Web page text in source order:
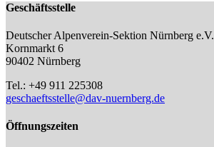
Geschäftsstelle
Deutscher Alpenverein-Sektion Nürnberg e.V.
Kornmarkt 6
90402 Nürnberg
Tel.: +49 911 225308
geschaeftsstelle@dav-nuernberg.de
Öffnungszeiten